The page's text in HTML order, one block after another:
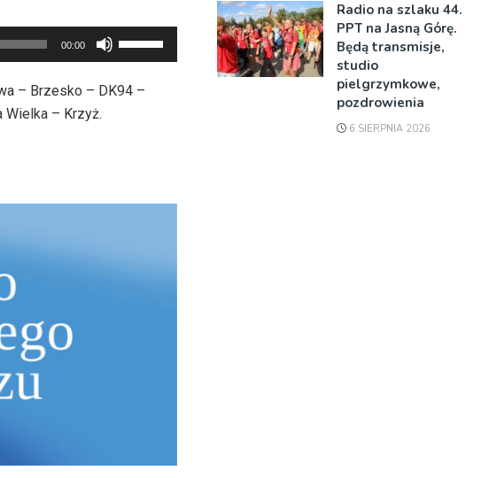
00:00
strzałek
do
– Brzesko – DK94 –
Wielka – Krzyż.
Radio na szlaku 44.
PPT na Jasną Górę.
Będą transmisje,
studio
pielgrzymkowe,
pozdrowienia
6 SIERPNIA 2026